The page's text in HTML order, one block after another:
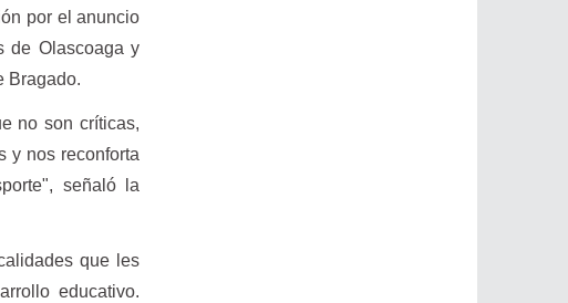
por el anuncio
de Olascoaga y
Bragado.
no son críticas,
y nos reconforta
señaló la
que les
educativo.